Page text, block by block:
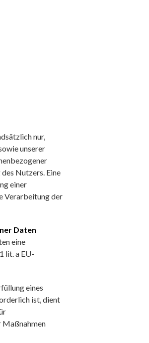
nur,
unserer
Nutzers. Eine
einer
Verarbeitung der
Daten
eine
lit. a EU-
eines
ist, dient
Maßnahmen